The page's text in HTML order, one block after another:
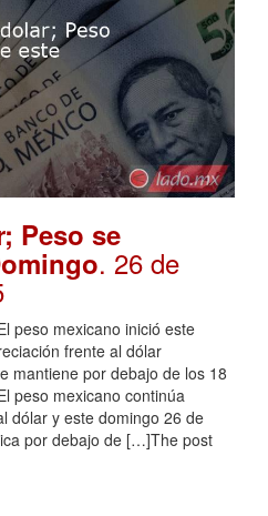
Peso se
. 26 de
peso mexicano inició este
frente al dólar
mantiene por debajo de los 18
peso mexicano continúa
dólar y este domingo 26 de
por debajo de […]The post